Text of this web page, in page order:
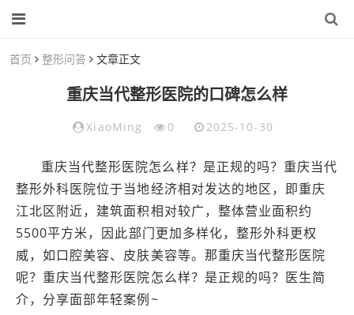
首页 整形问答 文章正文
重庆当代整形医院的口碑怎么样
XiaoMing 0 2025-10-30
重庆当代整形医院怎么样？是正规的吗？重庆当代
整形外科医院位于当地经济相对发达的地区，即重庆
江北区附近，建筑面积相对较广，整体营业面积约
5500平方米，因此部门更加多样化，整形外科更权
威，如口腔美容、皮肤美容等。那重庆当代整形医院
呢？重庆当代整形医院怎么样？是正规的吗？医生简
介，分享面部年轻案例~